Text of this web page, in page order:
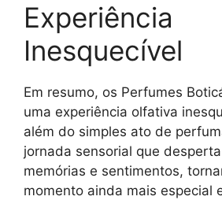
Experiência
Inesquecível
Em resumo, os Perfumes
uma experiência olfativa
além do simples ato de
jornada sensorial que
memórias e sentimentos,
momento ainda mais especial